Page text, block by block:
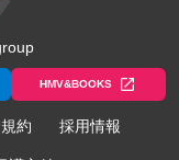
HMV&BOOKS
約 採用情報